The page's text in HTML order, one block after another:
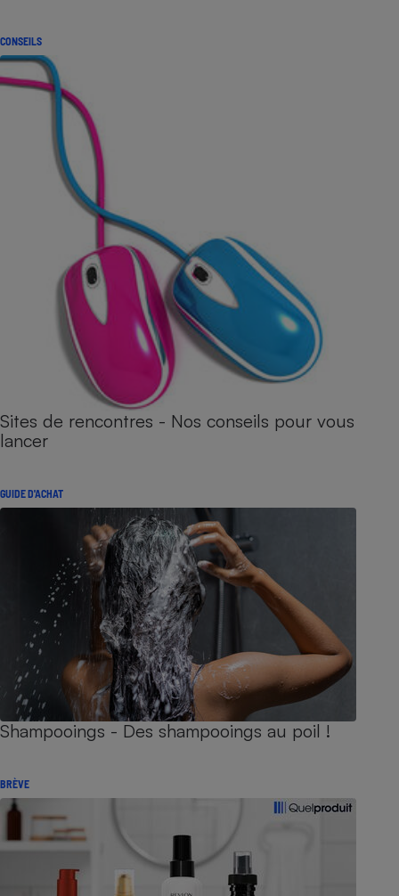
CONSEILS
Sites de rencontres - Nos conseils pour vous
lancer
GUIDE D'ACHAT
Shampooings - Des shampooings au poil !
BRÈVE